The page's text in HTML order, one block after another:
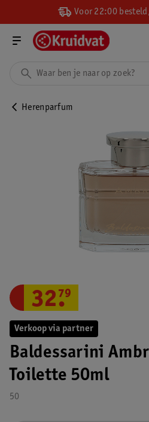
Voor 22:00
Herenparfum
Verkoop via partner
Baldessarini
Toilette 50ml
50
32.
79